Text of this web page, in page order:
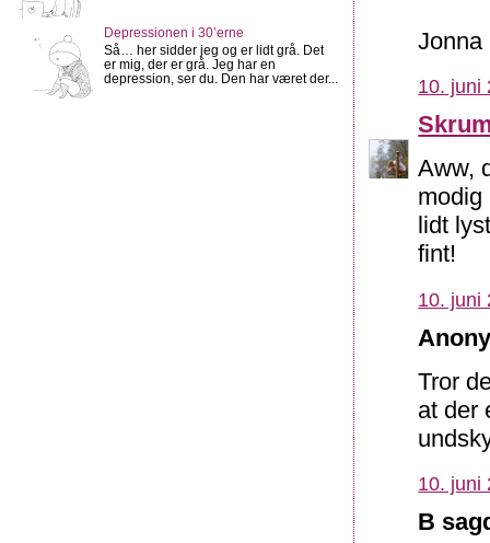
Jonna
10. juni
Aww,
modig
lidt
fint!
10. juni
Tror
at der
10. juni
B
Depressionen i 30’erne
Så… her sidder jeg og er lidt grå. Det
er mig, der er grå. Jeg har en
depression, ser du. Den har været der...